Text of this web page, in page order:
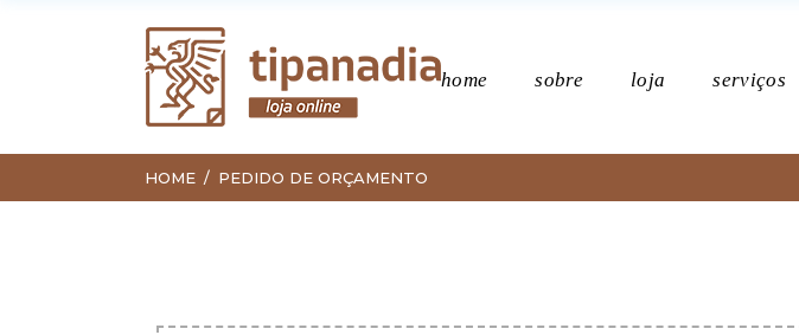
home sobre loja serviços
HOME PEDIDO DE ORÇAMENTO